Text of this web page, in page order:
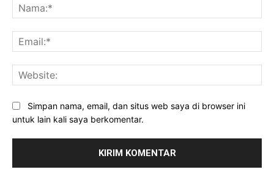
Simpan nama, email, dan situs web saya di browser ini
untuk lain kali saya berkomentar.